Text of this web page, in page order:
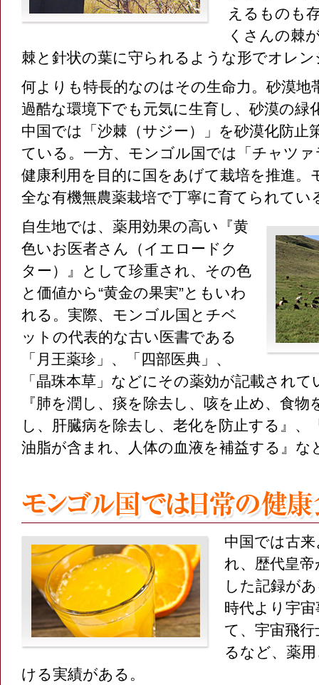
えるものも
くさんの棘
棘と針状の葉に守られるような形でオレ
何よりも特長的なのはその生命力。砂漠地
過酷な環境下でも元気に生育し、砂漠の緑
中国では「沙棘（サジー）」を砂漠化防止
ている。一方、モンゴル国では「チャツ
健康利用を目的に国をあげて栽培を推進
全な有機無農薬栽培で丁寧に育てられてい
自生地では、薬用効果の高い『黄
色いお医者さん（イエロードク
ター）』として珍重され、その色
と価値から“黄金の果実”ともいわ
れる。実際、モンゴル国とチベ
ットの代表的な古い医書である
「月王薬珍」、「四部医典」、
「晶珠本草」などにその薬効が記載され
『肺を潤し、痰を除去し、咳を止め、食
し、肝臓病を除去し、老化を防止する』、
油脂が含まれ、人体の血液を補益する』な
中国では古
れ、歴代皇
した記録が
時代より宇
て、宇宙飛
るなど、薬
ける実績がある。